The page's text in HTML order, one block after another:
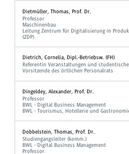
Dietmüller, Thomas, Prof. Dr.
Professor
Maschinenbau
Leitung Zentrum für Digitalisierung in
(ZDP)
Dietrich, Cornelia, Dipl.-Betriebsw. (FH)
Referentin Veranstaltungen und
Vorsitzende des örtlichen Personalrats
Dingeldey, Alexander, Prof. Dr.
Professor
BWL - Digital Business Management
BWL - Tourismus, Hotellerie und
Dobbelstein, Thomas, Prof. Dr.
Studiengangsleiter (komm.)
BWL - Digital Business Management
Professor